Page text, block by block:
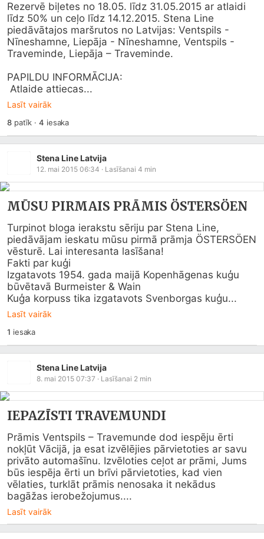
Rezervē biļetes no 18.05. līdz 31.05.2015 ar atlaidi
līdz 50% un ceļo līdz 14.12.2015. Stena Line
piedāvātajos maršrutos no Latvijas: Ventspils -
Nīneshamne, Liepāja - Nīneshamne, Ventspils -
Traveminde, Liepāja – Traveminde.
PAPILDU INFORMĀCIJA:
Atlaide attiecas...
Lasīt vairāk
8patīk ·4 iesaka
Stena Line Latvija
12. mai 2015 06:34 · Lasīšanai 4 min
MŪSU PIRMAIS PRĀMIS ÖSTERSÖEN
Turpinot bloga ierakstu sēriju par Stena Line,
piedāvājam ieskatu mūsu pirmā prāmja ÖSTERSÖEN
vēsturē. Lai interesanta lasīšana!
Fakti par kuģi
Izgatavots 1954. gada maijā Kopenhāgenas kuģu
būvētavā Burmeister & Wain
Kuģa korpuss tika izgatavots Svenborgas kuģu...
Lasīt vairāk
1 iesaka
Stena Line Latvija
8. mai 2015 07:37 · Lasīšanai 2 min
IEPAZĪSTI TRAVEMUNDI
Prāmis Ventspils – Travemunde dod iespēju ērti
nokļūt Vācijā, ja esat izvēlējies pārvietoties ar savu
privāto automašīnu. Izvēloties ceļot ar prāmi, Jums
būs iespēja ērti un brīvi pārvietoties, kad vien
vēlaties, turklāt prāmis nenosaka it nekādus
bagāžas ierobežojumus....
Lasīt vairāk